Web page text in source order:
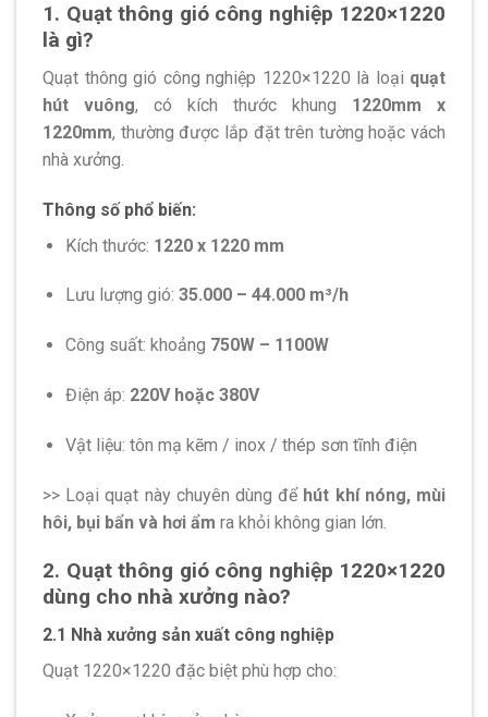
1. Quạt thông gió công nghiệp 1220×1220
là gì?
Quạt thông gió công nghiệp 1220×1220 là loại quạt
hút vuông, có kích thước khung 1220mm x
1220mm, thường được lắp đặt trên tường hoặc vách
nhà xưởng.
Thông số phổ biến:
Kích thước: 1220 x 1220 mm
Lưu lượng gió: 35.000 – 44.000 m³/h
Công suất: khoảng 750W – 1100W
Điện áp: 220V hoặc 380V
Vật liệu: tôn mạ kẽm / inox / thép sơn tĩnh điện
>> Loại quạt này chuyên dùng để hút khí nóng, mùi
hôi, bụi bẩn và hơi ẩm ra khỏi không gian lớn.
2. Quạt thông gió công nghiệp 1220×1220
dùng cho nhà xưởng nào?
2.1 Nhà xưởng sản xuất công nghiệp
Quạt 1220×1220 đặc biệt phù hợp cho: